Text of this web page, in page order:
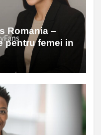
Romania –
pentru femei in